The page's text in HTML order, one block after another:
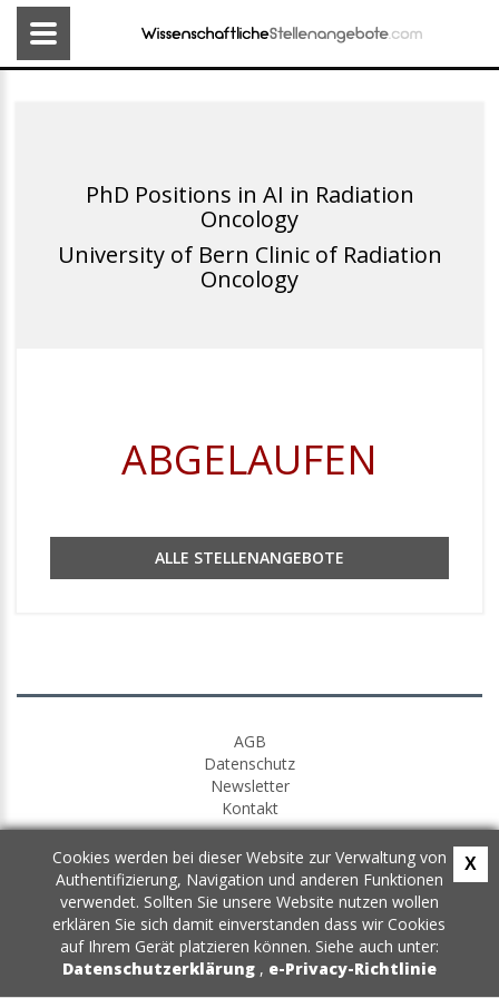
PhD Positions in AI in Radiation
Oncology
University of Bern Clinic of Radiation
Oncology
ABGELAUFEN
ALLE STELLENANGEBOTE
AGB
Datenschutz
Newsletter
Kontakt
Cookies werden bei dieser Website zur Verwaltung von
Authentifizierung, Navigation und anderen Funktionen
verwendet. Sollten Sie unsere Website nutzen wollen
erklären Sie sich damit einverstanden dass wir Cookies
auf Ihrem Gerät platzieren können. Siehe auch unter:
Datenschutzerklärung , e-Privacy-Richtlinie
X